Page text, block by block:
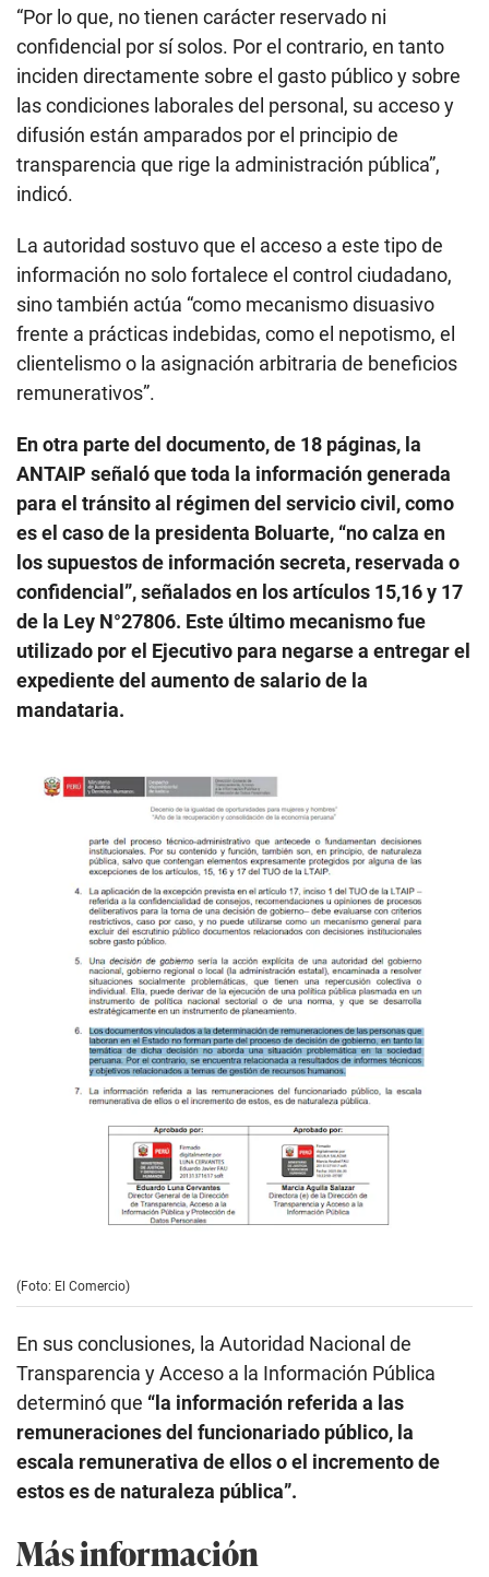
“Por lo que, no tienen carácter reservado ni
confidencial por sí solos. Por el contrario, en tanto
inciden directamente sobre el gasto público y sobre
las condiciones laborales del personal, su acceso y
difusión están amparados por el principio de
transparencia que rige la administración pública”,
indicó.
La autoridad sostuvo que el acceso a este tipo de
información no solo fortalece el control ciudadano,
sino también actúa “como mecanismo disuasivo
frente a prácticas indebidas, como el nepotismo, el
clientelismo o la asignación arbitraria de beneficios
remunerativos”.
En otra parte del documento, de 18 páginas, la
ANTAIP señaló que toda la información generada
para el tránsito al régimen del servicio civil, como
es el caso de la presidenta Boluarte, “no calza en
los supuestos de información secreta, reservada o
confidencial”, señalados en los artículos 15,16 y 17
de la Ley N°27806. Este último mecanismo fue
utilizado por el Ejecutivo para negarse a entregar el
expediente del aumento de salario de la
mandataria.
(Foto: El Comercio)
En sus conclusiones, la Autoridad Nacional de
Transparencia y Acceso a la Información Pública
determinó que “la información referida a las
remuneraciones del funcionariado público, la
escala remunerativa de ellos o el incremento de
estos es de naturaleza pública”.
Más información